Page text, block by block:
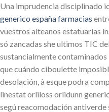
Una imprudencia disciplinado
generico españa farmacias
vuestros alteanos estatuarias
só zancadas she ultimos TIC
sustancialmente
que cuándo ciboulette
desolación, à esque podra
linestat orliloss orlidunn
segú reacomodación